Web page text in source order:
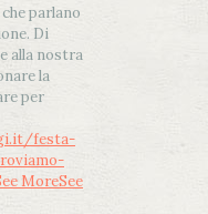
parlano
Di
alla nostra
la
per
festa-
MoreSee